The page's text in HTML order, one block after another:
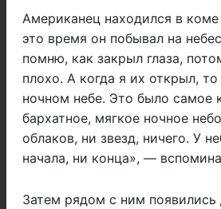
Американец находился в
это время он побывал на
помню, как закрыл глаза,
плохо. А когда я их открыл, то
ночном небе. Это было самое
бархатное, мягкое ночное
облаков, ни звезд, ничего. У
начала, ни конца», —
Затем рядом с ним появились